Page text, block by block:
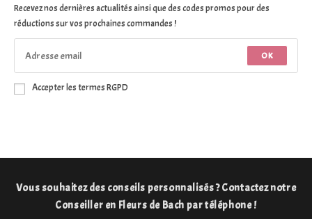
Recevez nos dernières actualités ainsi que des codes promos pour des
réductions sur vos prochaines commandes !
OK
Accepter les termes RGPD
Vous souhaitez des conseils personnalisés ? Contactez notre
Conseiller en Fleurs de Bach par téléphone !